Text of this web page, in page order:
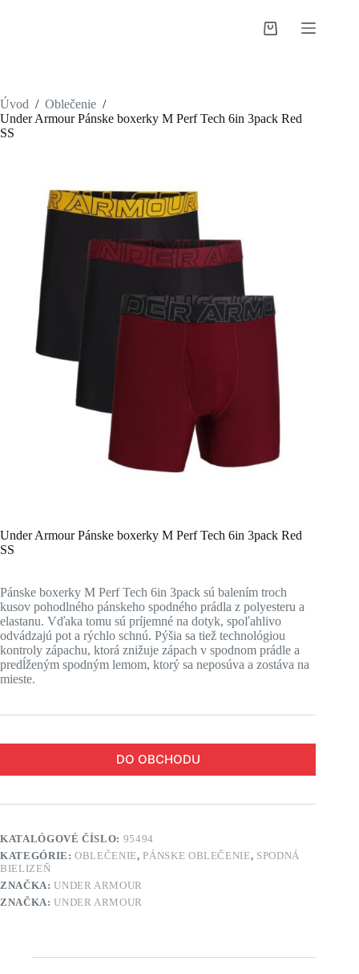
Shopping
Úvod / Oblečenie /
Under Armour Pánske boxerky M Perf Tech 6in 3pack Red
SS
Under Armour Pánske boxerky M Perf Tech 6in 3pack Red
SS
Pánske boxerky M Perf Tech 6in 3pack sú balením troch
kusov pohodlného pánskeho spodného prádla z polyesteru a
elastanu. Vďaka tomu sú príjemné na dotyk, spoľahlivo
odvádzajú pot a rýchlo schnú. Pýšia sa tiež technológiou
kontroly zápachu, ktorá znižuje zápach v spodnom prádle a
predĺženým spodným lemom, ktorý sa neposúva a zostáva na
mieste.
DO OBCHODU
KATALÓGOVÉ ČÍSLO: 95494
KATEGÓRIE:OBLEČENIE,PÁNSKE OBLEČENIE, SPODNÁ
BIELIZEŇ
ZNAČKA:UNDER ARMOUR
ZNAČKA:UNDER ARMOUR